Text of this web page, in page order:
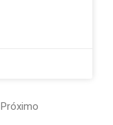
Próximo